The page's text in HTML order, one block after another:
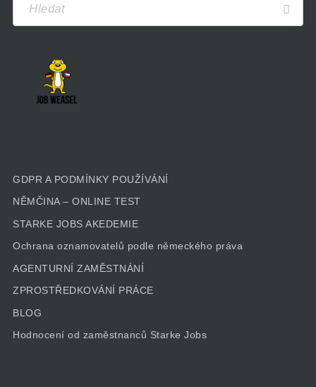
GDPR A PODMÍNKY POUŽÍVÁNÍ
NĚMČINA – ONLINE TEST
STARKE JOBS AKEDEMIE
Ochrana oznamovatelů podle německého práva
AGENTURNÍ ZAMĚSTNÁNÍ
ZPROSTŘEDKOVÁNÍ PRÁCE
BLOG
Hodnocení od zaměstnanců Starke Jobs